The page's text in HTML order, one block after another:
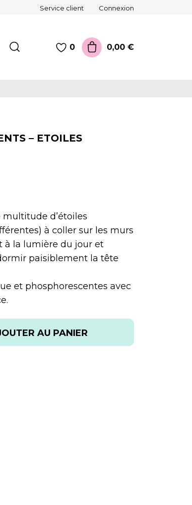
Service client Connexion
0 0,00 €
– ETOILES
d’étoiles
à coller sur les murs
à la lumière du jour et
paisiblement la tête
et phosphorescentes avec
AU PANIER